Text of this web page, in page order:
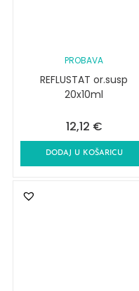
PROBAVA
REFLUSTAT or.susp
20x10ml
12,12 €
DODAJ U KOŠARICU